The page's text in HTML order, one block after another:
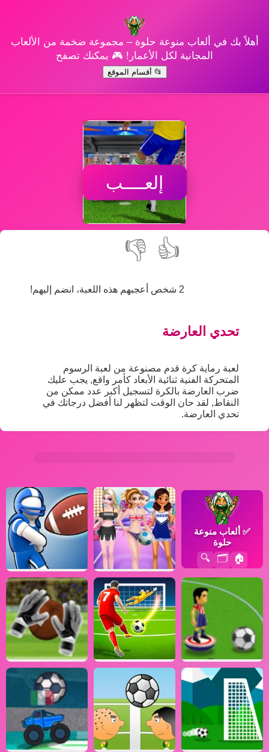
أهلاً بك في ألعاب منوعة حلوة – مجموعة ضخمة من الألعاب
المجانية لكل الأعمار! 🎮 يمكنك تصفح
📂 أقسام الموقع
إلعــــب
👍
👎
2 شخص أعجبهم هذه اللعبة، انضم إليهم!
تحدي العارضة
لعبة رماية كرة قدم مصنوعة من لعبة الرسوم
المتحركة الفنية ثنائية الأبعاد كأمر واقع, يجب عليك
ضرب العارضة بالكرة لتسجيل أكبر عدد ممكن من
النقاط, لقد حان الوقت لتظهر لنا أفضل درجاتك في
تحدي العارضة.
✅ ألعاب منوعة
حلوة
🏠
🗂️
🔍